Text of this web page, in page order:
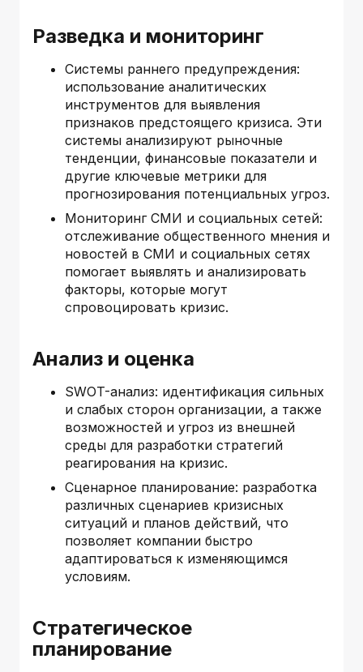
Разведка и мониторинг
Системы раннего предупреждения:
использование аналитических
инструментов для выявления
признаков предстоящего кризиса. Эти
системы анализируют рыночные
тенденции, финансовые показатели и
другие ключевые метрики для
прогнозирования потенциальных угроз.
Мониторинг СМИ и социальных сетей:
отслеживание общественного мнения и
новостей в СМИ и социальных сетях
помогает выявлять и анализировать
факторы, которые могут
спровоцировать кризис.
Анализ и оценка
SWOT-анализ: идентификация сильных
и слабых сторон организации, а также
возможностей и угроз из внешней
среды для разработки стратегий
реагирования на кризис.
Сценарное планирование: разработка
различных сценариев кризисных
ситуаций и планов действий, что
позволяет компании быстро
адаптироваться к изменяющимся
условиям.
Стратегическое
планирование